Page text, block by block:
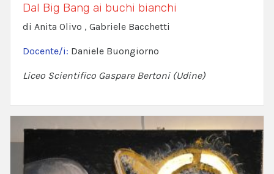
Dal Big Bang ai buchi bianchi
di Anita Olivo , Gabriele Bacchetti
Docente/i: Daniele Buongiorno
Liceo Scientifico Gaspare Bertoni (Udine)